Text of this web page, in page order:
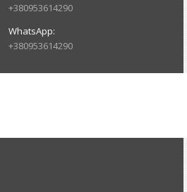
+380953614290
+380953614290